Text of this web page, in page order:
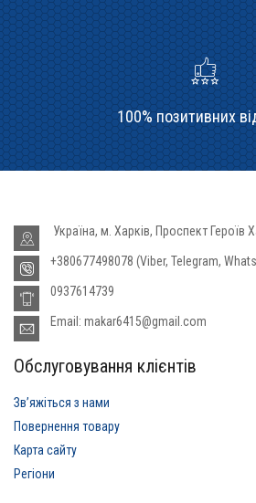
100% позитивних
Україна, м. Харків, Проспект Героїв
+380677498078 (Viber, Telegram,
0937614739
Email: makar6415@gmail.com
Обслуговування клієнтів
Звʼяжіться з нами
Повернення товару
Карта сайту
Регіони